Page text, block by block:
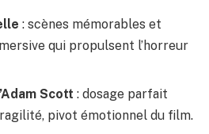
: scènes mémorables et
qui propulsent l’horreur
Scott : dosage parfait
pivot émotionnel du film.